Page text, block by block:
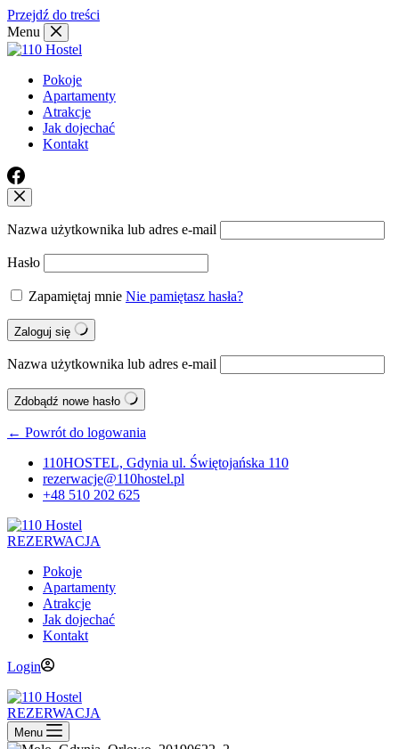
Przejdź do treści
Menu
Pokoje
Apartamenty
Atrakcje
Jak dojechać
Kontakt
Nazwa użytkownika lub adres e-mail
Hasło
Zapamiętaj mnie Nie pamiętasz hasła?
Zaloguj się
Nazwa użytkownika lub adres e-mail
Zdobądź nowe hasło
← Powrót do logowania
110HOSTEL, Gdynia ul. Świętojańska 110
rezerwacje@110hostel.pl
+48 510 202 625
REZERWACJA
Pokoje
Apartamenty
Atrakcje
Jak dojechać
Kontakt
Login
REZERWACJA
Menu